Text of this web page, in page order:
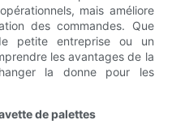
mais améliore
des commandes. Que
petite entreprise ou un
les avantages de la
la donne pour les
de palettes